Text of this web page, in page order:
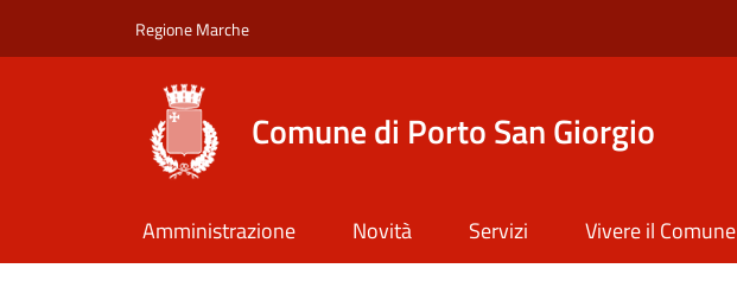
Regione Marche
Comune di Porto San Giorgio
Amministrazione Novità Servizi Vivere il Comune